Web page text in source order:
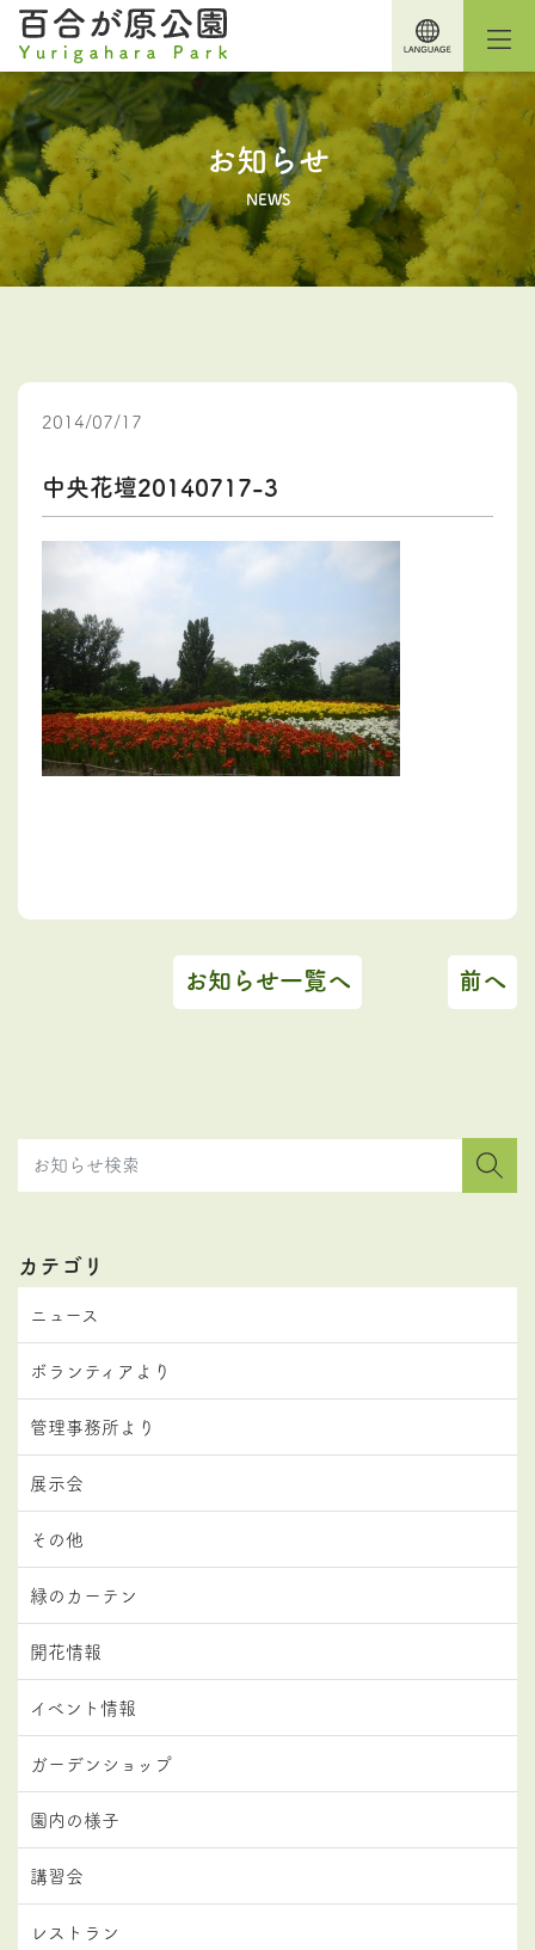
お知らせ
NEWS
2014/07/17
中央花壇20140717-3
お知らせ一覧へ 前へ
カテゴリ
ニュース
ボランティアより
管理事務所より
展示会
その他
緑のカーテン
開花情報
イベント情報
ガーデンショップ
園内の様子
講習会
レストラン